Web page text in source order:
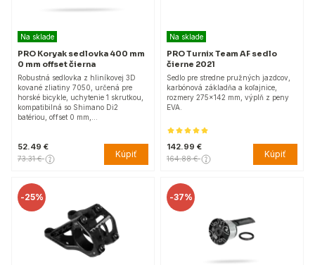
Na sklade
PRO Koryak sedlovka 400 mm
0 mm offset čierna
Robustná sedlovka z hliníkovej 3D
kované zliatiny 7050, určená pre
horské bicykle, uchytenie 1 skrutkou,
kompatibilná so Shimano Di2
batériou, offset 0 mm,…
52.49 €
73.31 € Kúpiť
Na sklade
PRO Turnix Team AF sedlo
čierne 2021
Sedlo pre stredne pružných jazdcov,
karbónová základňa a koľajnice,
rozmery 275x142 mm, výplň z peny
EVA.
142.99 €
164.88 € Kúpiť
-25% -37%